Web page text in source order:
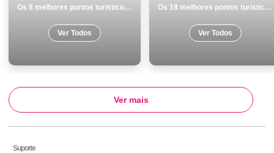
Os 8 melhores pontos turisticos para visitar em BraganÃ§a
Ver Todos
Os 18 melhores pontos turisticos e passeios em Ãvora
Ver Todos
Ver mais
Suporte